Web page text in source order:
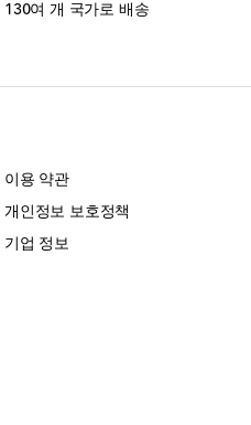
130여 개 국가로 배송
이용 약관
개인정보 보호정책
기업 정보